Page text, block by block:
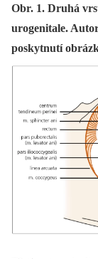
Obr. 1. Druhá
urogenitale.
poskytnutí